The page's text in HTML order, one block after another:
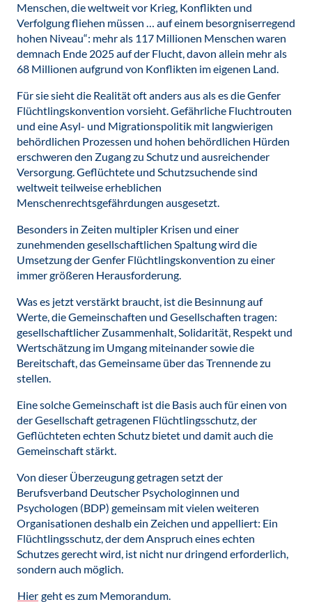
Menschen, die weltweit vor Krieg, Konflikten und
Verfolgung fliehen müssen … auf einem besorgniserregend
hohen Niveau“: mehr als 117 Millionen Menschen waren
demnach Ende 2025 auf der Flucht, davon allein mehr als
68 Millionen aufgrund von Konflikten im eigenen Land.
Für sie sieht die Realität oft anders aus als es die Genfer
Flüchtlingskonvention vorsieht. Gefährliche Fluchtrouten
und eine Asyl- und Migrationspolitik mit langwierigen
behördlichen Prozessen und hohen behördlichen Hürden
erschweren den Zugang zu Schutz und ausreichender
Versorgung. Geflüchtete und Schutzsuchende sind
weltweit teilweise erheblichen
Menschenrechtsgefährdungen ausgesetzt.
Besonders in Zeiten multipler Krisen und einer
zunehmenden gesellschaftlichen Spaltung wird die
Umsetzung der Genfer Flüchtlingskonvention zu einer
immer größeren Herausforderung.
Was es jetzt verstärkt braucht, ist die Besinnung auf
Werte, die Gemeinschaften und Gesellschaften tragen:
gesellschaftlicher Zusammenhalt, Solidarität, Respekt und
Wertschätzung im Umgang miteinander sowie die
Bereitschaft, das Gemeinsame über das Trennende zu
stellen.
Eine solche Gemeinschaft ist die Basis auch für einen von
der Gesellschaft getragenen Flüchtlingsschutz, der
Geflüchteten echten Schutz bietet und damit auch die
Gemeinschaft stärkt.
Von dieser Überzeugung getragen setzt der
Berufsverband Deutscher Psychologinnen und
Psychologen (BDP) gemeinsam mit vielen weiteren
Organisationen deshalb ein Zeichen und appelliert: Ein
Flüchtlingsschutz, der dem Anspruch eines echten
Schutzes gerecht wird, ist nicht nur dringend erforderlich,
sondern auch möglich.
Hier geht es zum Memorandum.